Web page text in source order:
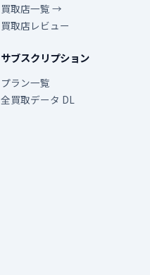
買取店一覧 →
買取店レビュー
サブスクリプション
プラン一覧
全買取データ DL